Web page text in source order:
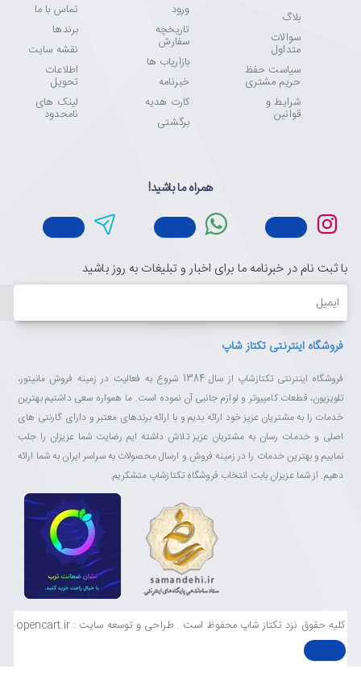
بلاگ
سوالات
متداول
سیاست حفظ
حریم مشتری
شرایط و
قوانین
ورود
تاریخچه
سفارش
بازاریاب ها
خبرنامه
کارت هدیه
برگشتی
تماس با ما
برندها
نقشه سایت
اطلاعات
تحویل
لینک های
نامحدود
همراه ما باشید!
با ثبت نام در خبرنامه ما برای اخبار و تبلیغات به روز باشید
ایمیل
فروشگاه اینترنتی تکتاز شاپ
فروشگاه اینترنتی تکتازشاپ از سال 1384 شروع به فعالیت در زمینه فروش مانیتور،
تلویزیون، قطعات کامپیوتر و لوازم جانبی آن نموده است. ما همواره سعی داشتیم بهترین
خدمات را به مشتریان عزیز خود ارائه بدیم و با ارائه برندهای معتبر و دارای گارنتی های
اصلی و خدمات رسان به مشتریان عزیز تلاش داشته ایم رضایت شما عزیزان را جلب
نماییم و بهترین خدمات را در زمینه فروش و ارسال محصولات به سراسر ایران به شما ارائه
دهیم. از شما عزیزان بابت انتخاب فروشگاه تکتازشاپ متشکریم.
کلیه حقوق نزد تکتاز شاپ محفوظ است . طراحی و توسعه سایت : opencart.ir